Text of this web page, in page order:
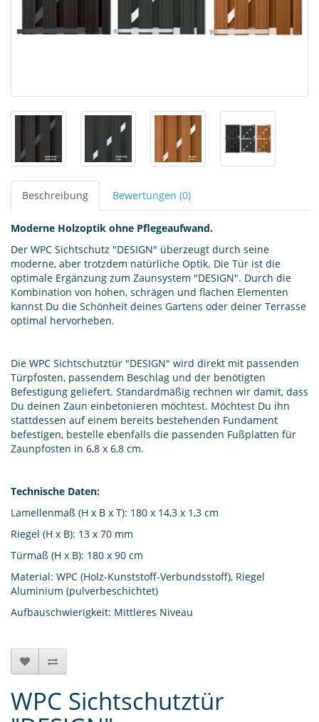
Beschreibung Bewertungen (0)
Moderne Holzoptik ohne Pflegeaufwand.
Der WPC Sichtschutz "DESIGN" überzeugt durch seine
moderne, aber trotzdem natürliche Optik. Die Tür ist die
optimale Ergänzung zum Zaunsystem "DESIGN". Durch die
Kombination von hohen, schrägen und flachen Elementen
kannst Du die Schönheit deines Gartens oder deiner Terrasse
optimal hervorheben.
Die WPC Sichtschutztür "DESIGN" wird direkt mit passenden
Türpfosten, passendem Beschlag und der benötigten
Befestigung geliefert. Standardmäßig rechnen wir damit, dass
Du deinen Zaun einbetonieren möchtest. Möchtest Du ihn
stattdessen auf einem bereits bestehenden Fundament
befestigen, bestelle ebenfalls die passenden Fußplatten für
Zaunpfosten in 6,8 x 6,8 cm.
Technische Daten:
Lamellenmaß (H x B x T): 180 x 14,3 x 1,3 cm
Riegel (H x B): 13 x 70 mm
Türmaß (H x B): 180 x 90 cm
Material: WPC (Holz-Kunststoff-Verbundsstoff), Riegel
Aluminium (pulverbeschichtet)
Aufbauschwierigkeit: Mittleres Niveau
WPC Sichtschutztür